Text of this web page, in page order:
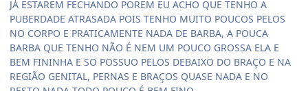
JÁ ESTAREM FECHANDO POREM EU ACHO QUE TENHO A
PUBERDADE ATRASADA POIS TENHO MUITO POUCOS PELOS
NO CORPO E PRATICAMENTE NADA DE BARBA, A POUCA
BARBA QUE TENHO NÃO É NEM UM POUCO GROSSA ELA E
BEM FININHA E SO POSSUO PELOS DEBAIXO DO BRAÇO E NA
REGIÃO GENITAL, PERNAS E BRAÇOS QUASE NADA E NO